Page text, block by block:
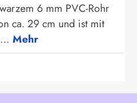
6 mm PVC-Rohr
ca. 29 cm und ist mit
Mehr